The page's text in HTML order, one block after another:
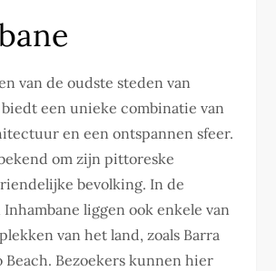
van de oudste steden van
een unieke combinatie van
en een ontspannen sfeer.
om zijn pittoreske
bevolking. In de
Inhambane liggen ook enkele van
van het land, zoals Barra
Beach. Bezoekers kunnen hier